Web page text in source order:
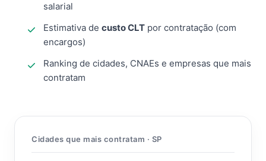
salarial
Estimativa de custo CLT por contratação (com
encargos)
Ranking de cidades, CNAEs e empresas que mais
contratam
Cidades que mais contratam · SP